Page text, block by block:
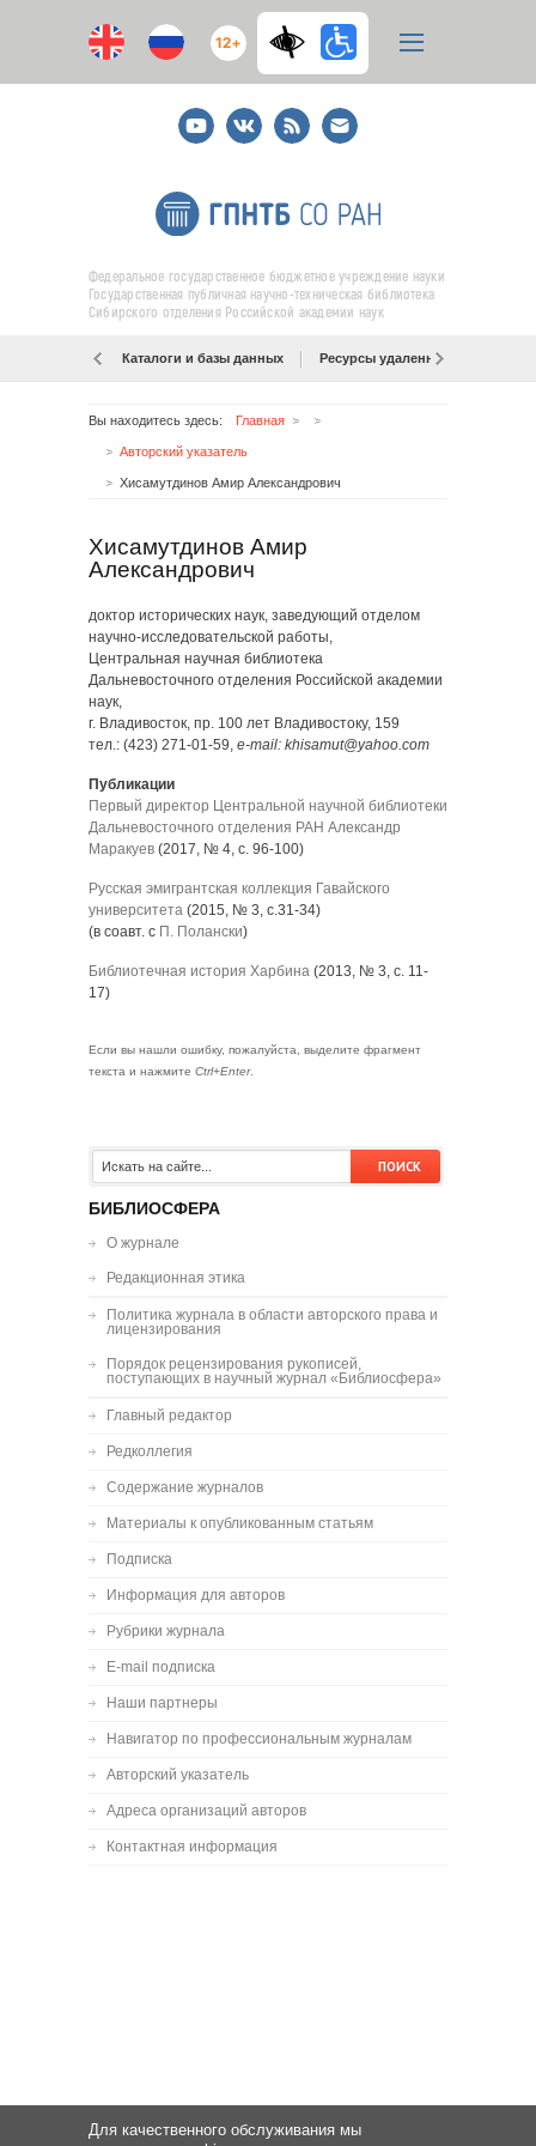
12+
YoutubeВКонтакте
RSS
E-
mail
подписка
Федеральное государственное бюджетное учреждение науки
Государственная публичная научно-техническая библиотека
Сибирского отделения Российской академии наук
Каталоги и базы данных Ресурсы удаленного доступа
Вы находитесь здесь: Главная
Авторский указатель
Хисамутдинов Амир Александрович
Хисамутдинов Амир
Александрович
доктор исторических наук, заведующий отделом
научно-исследовательской работы,
Центральная научная библиотека
Дальневосточного отделения Российской академии
наук,
г. Владивосток, пр. 100 лет Владивостоку, 159
тел.: (423) 271-01-59, e-mail: khisamut@yahoo.com
Публикации
Первый директор Центральной научной библиотеки
Дальневосточного отделения РАН Александр
Маракуев (2017, № 4, с. 96-100)
Русская эмигрантская коллекция Гавайского
университета (2015, № 3, с.31-34)
(в соавт. с П. Полански)
Библиотечная история Харбина (2013, № 3, с. 11-
17)
Если вы нашли ошибку, пожалуйста, выделите фрагмент
текста и нажмите Ctrl+Enter.
БИБЛИОСФЕРА
О журнале
Редакционная этика
Политика журнала в области авторского права и
лицензирования
Порядок рецензирования рукописей,
поступающих в научный журнал «Библиосфера»
Главный редактор
Редколлегия
Содержание журналов
Материалы к опубликованным статьям
Подписка
Информация для авторов
Рубрики журнала
E-mail подписка
Наши партнеры
Навигатор по профессиональным журналам
Авторский указатель
Адреса организаций авторов
Контактная информация
Для качественного обслуживания мы